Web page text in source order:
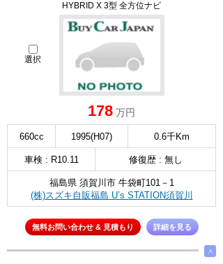
HYBRID X 3型 全方位ナビ
選択
178 万円
660cc 1995(H07) 0.6千Km
車検 : R10.11 修復歴 : 無し
福島県 須賀川市 牛袋町101－1
(株)スズキ自販福島 U’s STATION須賀川
無料お問い合わせ & 見積もり 詳細を見る
∧